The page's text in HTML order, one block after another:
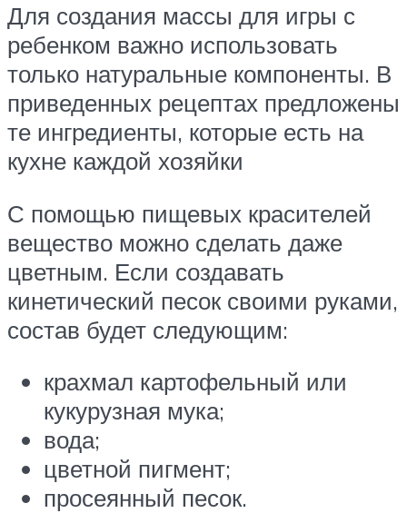
Для создания массы для игры с
ребенком важно использовать
только натуральные компоненты. В
приведенных рецептах предложены
те ингредиенты, которые есть на
кухне каждой хозяйки
С помощью пищевых красителей
вещество можно сделать даже
цветным. Если создавать
кинетический песок своими руками,
состав будет следующим:
крахмал картофельный или
кукурузная мука;
вода;
цветной пигмент;
просеянный песок.